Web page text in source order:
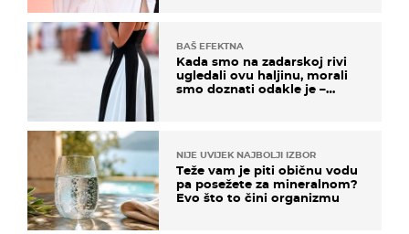
BAŠ EFEKTNA
Kada smo na zadarskoj rivi
ugledali ovu haljinu, morali
smo doznati odakle je –
NIJE UVIJEK NAJBOLJI IZBOR
Teže vam je piti običnu vodu
pa posežete za mineralnom?
Evo što to čini organizmu